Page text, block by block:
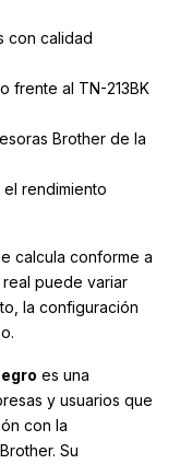
con calidad
frente al TN-213BK
Brother de la
rendimiento
calcula conforme a
real puede variar
la configuración
es una
y usuarios que
con la
Su